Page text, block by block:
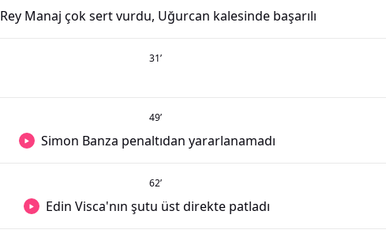
Rey Manaj çok sert vurdu, Uğurcan kalesinde başarılı
31’
49’
Simon Banza penaltıdan yararlanamadı
62’
Edin Visca'nın şutu üst direkte patladı